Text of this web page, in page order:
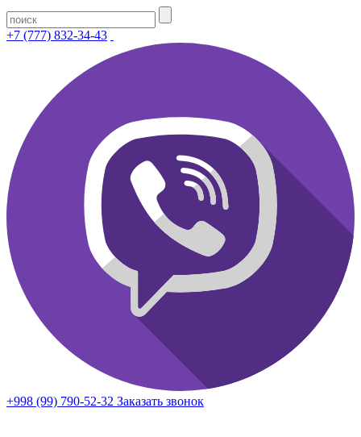
+7 (777) 832-34-43
+998 (99) 790-52-32 Заказать звонок